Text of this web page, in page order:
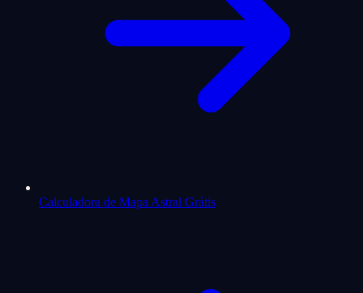
Calculadora de Mapa Astral Grátis